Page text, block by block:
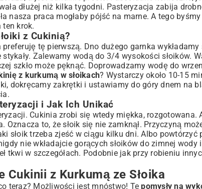
dłużej niż kilka tygodni. Pasteryzacja zabija
nasza praca mogłaby pójść na marne. A tego
krok.
z Cukinią?
tę pierwszą. Dno dużego garnka wykładamy
Zalewamy wodą do 3/4 wysokości słoików.
szkło może pęknąć. Doprowadzamy wodę do
z kurkumą w słoikach? Wystarczy około 10-15
dokręcamy zakrętki i ustawiamy do góry dnem na
i Jak Ich Unikać
Cukinia zrobi się wtedy miękka, rozgotowana.
Oznacza to, że słoik się nie zamknął. Przyczyną
słoik trzeba zjeść w ciągu kilku dni. Albo powtórzyć
nie wkładajcie gorących słoików do zimnej wody
tkwi w szczegółach. Podobnie jak przy robieniu
Cukinii z Kurkumą ze Słoika
teraz? Możliwości jest mnóstwo! Tepomysły na